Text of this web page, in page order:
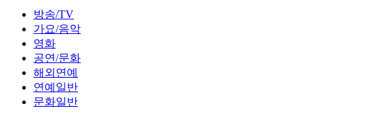
방송/TV
가요/음악
영화
공연/문화
해외연예
연예일반
문화일반